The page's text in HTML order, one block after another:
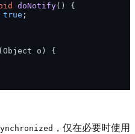
doNotify()
{
true ;
(Object o)
{
，仅在必要时使用